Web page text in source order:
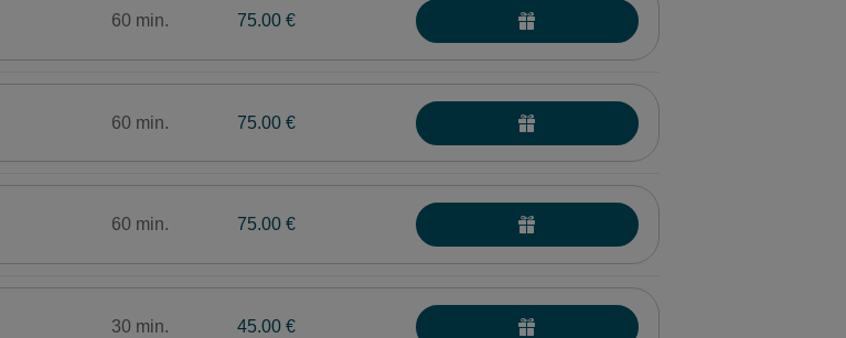
60 min. 75.00 €
60 min. 75.00 €
60 min. 75.00 €
30 min. 45.00 €